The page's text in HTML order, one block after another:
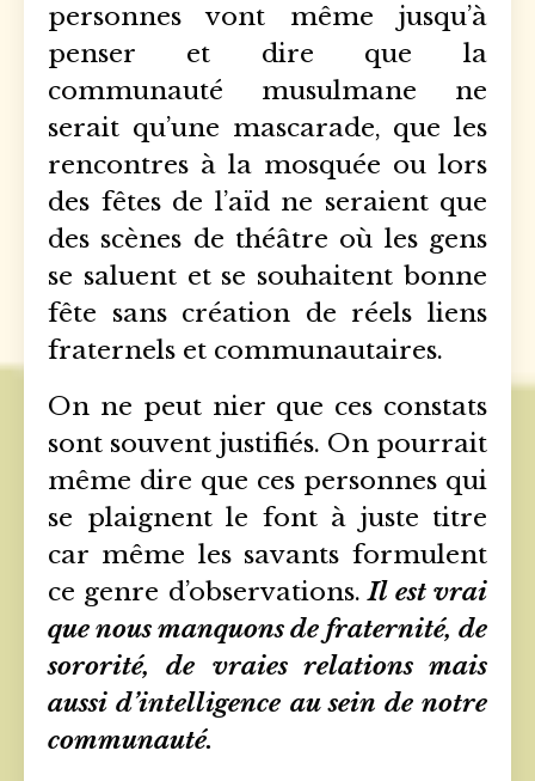
personnes vont même jusqu’à
penser et dire que la
communauté musulmane ne
serait qu’une mascarade, que les
rencontres à la mosquée ou lors
des fêtes de l’aïd ne seraient que
des scènes de théâtre où les gens
se saluent et se souhaitent bonne
fête sans création de réels liens
fraternels et communautaires.
On ne peut nier que ces constats
sont souvent justifiés. On pourrait
même dire que ces personnes qui
se plaignent le font à juste titre
car même les savants formulent
ce genre d’observations. Il est vrai
que nous manquons de fraternité, de
sororité, de vraies relations mais
aussi d’intelligence au sein de notre
communauté.